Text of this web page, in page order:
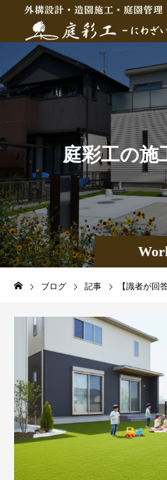
庭彩工の施
ブログ 記事 【識者が回答】 名古